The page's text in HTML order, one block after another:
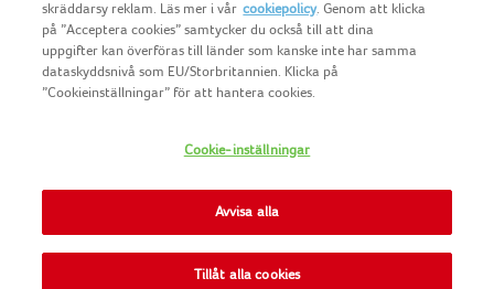
COPYRIGHT FINDUS SVERIGE AB 2025
FINDUS
NOMAD FOODS
skräddarsy reklam. Läs mer i vår cookiepolicy. Genom att klicka
på ”Acceptera cookies” samtycker du också till att dina
uppgifter kan överföras till länder som kanske inte har samma
dataskyddsnivå som EU/Storbritannien. Klicka på
”Cookieinställningar” för att hantera cookies.
Cookie-inställningar
Avvisa alla
Tillåt alla cookies